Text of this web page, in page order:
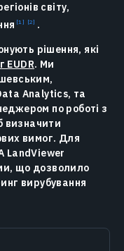
світу,
.
рішення, які
EUDR. Ми
Analytics, та
по роботі з
визначити
вимог. Для
LandViewer
що дозволило
вирубування